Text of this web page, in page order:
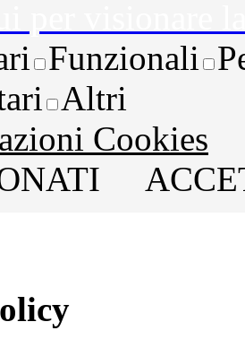
Funzionali
Altri
Cookies